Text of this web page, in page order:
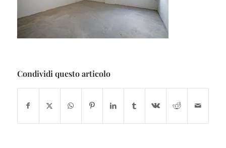
Condividi questo articolo